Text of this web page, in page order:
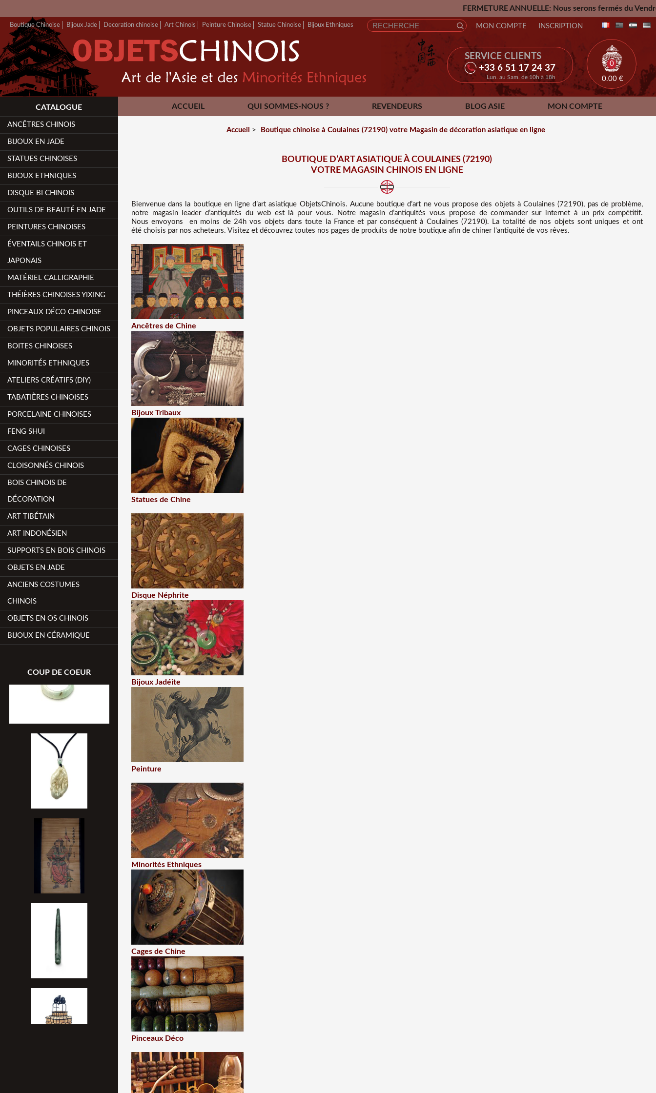
FERMETURE ANNUELLE: Nous serons fermés du Vendredi 24 Juillet
Boutique Chinoise Bijoux Jade Decoration chinoise Art Chinois Peinture Chinoise Statue Chinoise Bijoux Ethniques
SERVICE CLIENTS
+33 6 51 17 24 37
Lun. au Sam. de 10h à 18h
MON COMPTE INSCRIPTION
0
0.00 €
ACCUEIL QUI SOMMES-NOUS ? REVENDEURS BLOG ASIE MON COMPTE
CONTACT
CATALOGUE
ANCÊTRES CHINOIS
BIJOUX EN JADE
STATUES CHINOISES
BIJOUX ETHNIQUES
DISQUE BI CHINOIS
OUTILS DE BEAUTÉ EN JADE
PEINTURES CHINOISES
ÉVENTAILS CHINOIS ET
JAPONAIS
MATÉRIEL CALLIGRAPHIE
THÉIÈRES CHINOISES YIXING
PINCEAUX DÉCO CHINOISE
OBJETS POPULAIRES CHINOIS
BOITES CHINOISES
MINORITÉS ETHNIQUES
ATELIERS CRÉATIFS (DIY)
TABATIÈRES CHINOISES
PORCELAINE CHINOISES
FENG SHUI
CAGES CHINOISES
CLOISONNÉS CHINOIS
BOIS CHINOIS DE
DÉCORATION
ART TIBÉTAIN
ART INDONÉSIEN
SUPPORTS EN BOIS CHINOIS
OBJETS EN JADE
ANCIENS COSTUMES
CHINOIS
OBJETS EN OS CHINOIS
BIJOUX EN CÉRAMIQUE
COUP DE COEUR
Accueil > Boutique chinoise à Coulaines (72190) votre Magasin de décoration asiatique en ligne
BOUTIQUE D’ART ASIATIQUE À COULAINES (72190)
VOTRE MAGASIN CHINOIS EN LIGNE
Bienvenue dans la boutique en ligne d’art asiatique ObjetsChinois. Aucune boutique d’art ne vous propose des objets à Coulaines (72190), pas de problème,
notre magasin leader d’antiquités du web est là pour vous. Notre magasin d’antiquités vous propose de commander sur internet à un prix compétitif.
Nousenvoyons en moins de 24h vos objets dans toute la France et par conséquent à Coulaines (72190). La totalité de nos objets sont uniques et ont
été choisis par nos acheteurs. Visitez et découvrez toutes nos pages de produits de notre boutique afin de chiner l'antiquité de vos rêves.
Ancêtres de Chine
Bijoux Tribaux
Statues de Chine
Disque Néphrite
Bijoux Jadéite
Peinture
Minorités Ethniques
Cages de Chine
Pinceaux Déco